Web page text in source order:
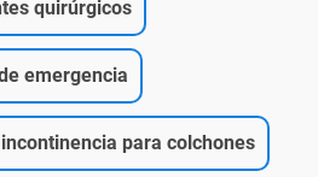
quirúrgicos
emergencia
para colchones